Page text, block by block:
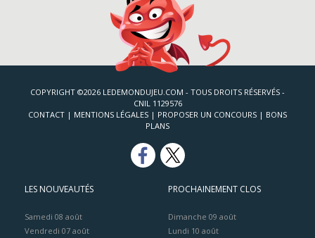
COPYRIGHT ©2026 LEDEMONDUJEU.COM - TOUS DROITS RÉSERVÉS -
CNIL 1129576
CONTACT | MENTIONS LÉGALES | PROPOSER UN CONCOURS | BONS
PLANS
LES NOUVEAUTÉS
Samedi 08 août
Vendredi 07 août
PROCHAINEMENT CLOS
Dimanche 09 août
Lundi 10 août